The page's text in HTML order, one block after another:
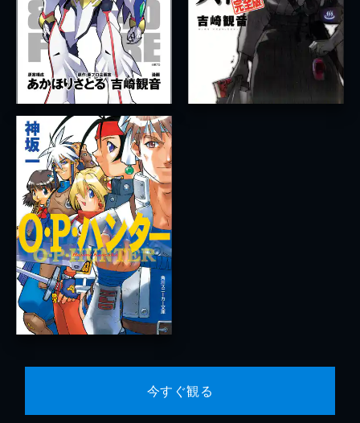
今すぐ観る